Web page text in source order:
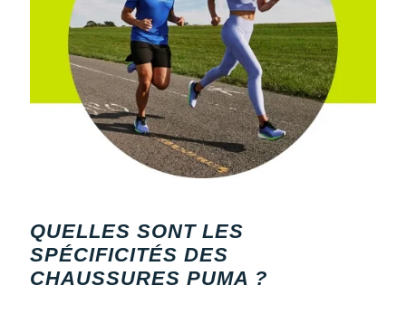
QUELLES SONT LES
SPÉCIFICITÉS DES
CHAUSSURES PUMA ?